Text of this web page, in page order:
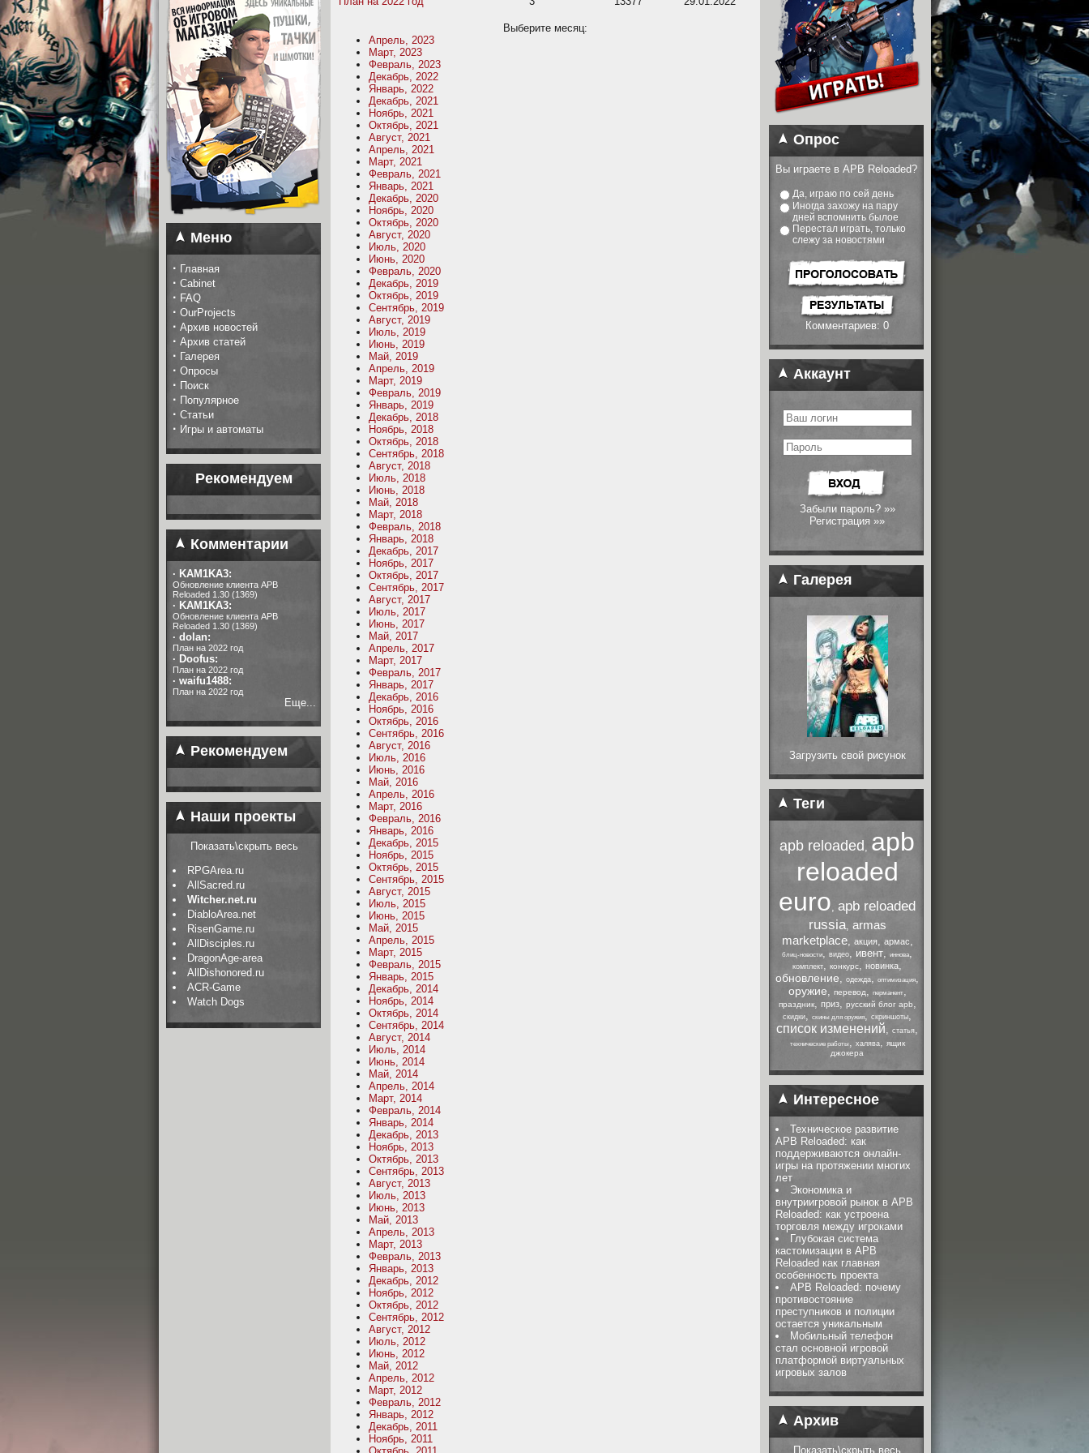
Меню
· Главная
· Cabinet
· FAQ
· OurProjects
· Архив новостей
· Архив статей
· Галерея
· Опросы
· Поиск
· Популярное
· Статьи
· Игры и автоматы
Рекомендуем
Комментарии
· KAM1KA3:
Обновление клиента APB
Reloaded 1.30 (1369)
· KAM1KA3:
Обновление клиента APB
Reloaded 1.30 (1369)
· dolan:
План на 2022 год
· Doofus:
План на 2022 год
· waifu1488:
План на 2022 год
Еще...
Рекомендуем
Наши проекты
Показать\скрыть весь
RPGArea.ru
AllSacred.ru
Witcher.net.ru
DiabloArea.net
RisenGame.ru
AllDisciples.ru
DragonAge-area
AllDishonored.ru
ACR-Game
Watch Dogs
Выберите месяц:
Апрель, 2023
Март, 2023
Февраль, 2023
Декабрь, 2022
Январь, 2022
Декабрь, 2021
Ноябрь, 2021
Октябрь, 2021
Август, 2021
Апрель, 2021
Март, 2021
Февраль, 2021
Январь, 2021
Декабрь, 2020
Ноябрь, 2020
Октябрь, 2020
Август, 2020
Июль, 2020
Июнь, 2020
Февраль, 2020
Декабрь, 2019
Октябрь, 2019
Сентябрь, 2019
Август, 2019
Июль, 2019
Июнь, 2019
Май, 2019
Апрель, 2019
Март, 2019
Февраль, 2019
Январь, 2019
Декабрь, 2018
Ноябрь, 2018
Октябрь, 2018
Сентябрь, 2018
Август, 2018
Июль, 2018
Июнь, 2018
Май, 2018
Март, 2018
Февраль, 2018
Январь, 2018
Декабрь, 2017
Ноябрь, 2017
Октябрь, 2017
Сентябрь, 2017
Август, 2017
Июль, 2017
Июнь, 2017
Май, 2017
Апрель, 2017
Март, 2017
Февраль, 2017
Январь, 2017
Декабрь, 2016
Ноябрь, 2016
Октябрь, 2016
Сентябрь, 2016
Август, 2016
Июль, 2016
Июнь, 2016
Май, 2016
Апрель, 2016
Март, 2016
Февраль, 2016
Январь, 2016
Декабрь, 2015
Ноябрь, 2015
Октябрь, 2015
Сентябрь, 2015
Август, 2015
Июль, 2015
Июнь, 2015
Май, 2015
Апрель, 2015
Март, 2015
Февраль, 2015
Январь, 2015
Декабрь, 2014
Ноябрь, 2014
Октябрь, 2014
Сентябрь, 2014
Август, 2014
Июль, 2014
Июнь, 2014
Май, 2014
Апрель, 2014
Март, 2014
Февраль, 2014
Январь, 2014
Декабрь, 2013
Ноябрь, 2013
Октябрь, 2013
Сентябрь, 2013
Август, 2013
Июль, 2013
Июнь, 2013
Май, 2013
Апрель, 2013
Март, 2013
Февраль, 2013
Январь, 2013
Декабрь, 2012
Ноябрь, 2012
Октябрь, 2012
Сентябрь, 2012
Август, 2012
Июль, 2012
Июнь, 2012
Май, 2012
Апрель, 2012
Март, 2012
Февраль, 2012
Январь, 2012
Декабрь, 2011
Ноябрь, 2011
Опрос
Вы играете в APB Reloaded?
Да, играю по сей день
Иногда захожу на пару
дней вспомнить былое
Перестал играть, только
слежу за новостями
Комментариев: 0
Аккаунт
Забыли пароль? »»
Регистрация »»
Галерея
Загрузить свой рисунок
Теги
apb reloaded , apb
reloaded
euro, apb reloaded
russia, armas
marketplace, акция, армас,
блиц-новости, видео, ивент, иннова,
комплект, конкурс, новинка,
обновление, одежда, оптимизация,
оружие, перевод, перманент,
праздник, приз, русский блог apb,
скидки, скины для оружия, скриншоты,
список изменений, статья,
технические работы, халява, ящик
джокера
Интересное
Техническое развитие
APB Reloaded: как
поддерживаются онлайн-
игры на протяжении многих
лет
Экономика и
внутриигровой рынок в APB
Reloaded: как устроена
торговля между игроками
Глубокая система
кастомизации в APB
Reloaded как главная
особенность проекта
APB Reloaded: почему
противостояние
преступников и полиции
остается уникальным
Мобильный телефон
стал основной игровой
платформой виртуальных
игровых залов
Архив
Показать\скрыть весь